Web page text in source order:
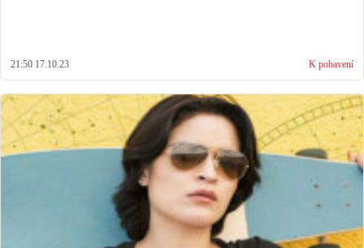
21:50 17.10.23 K pobavení